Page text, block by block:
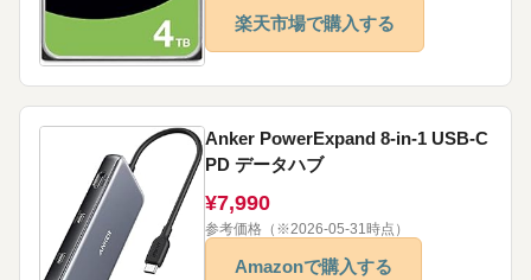
楽天市場で購入する
Anker PowerExpand 8-in-1 USB-C
PD データハブ
¥7,990
参考価格（※2026-05-31時点）
Amazonで購入する